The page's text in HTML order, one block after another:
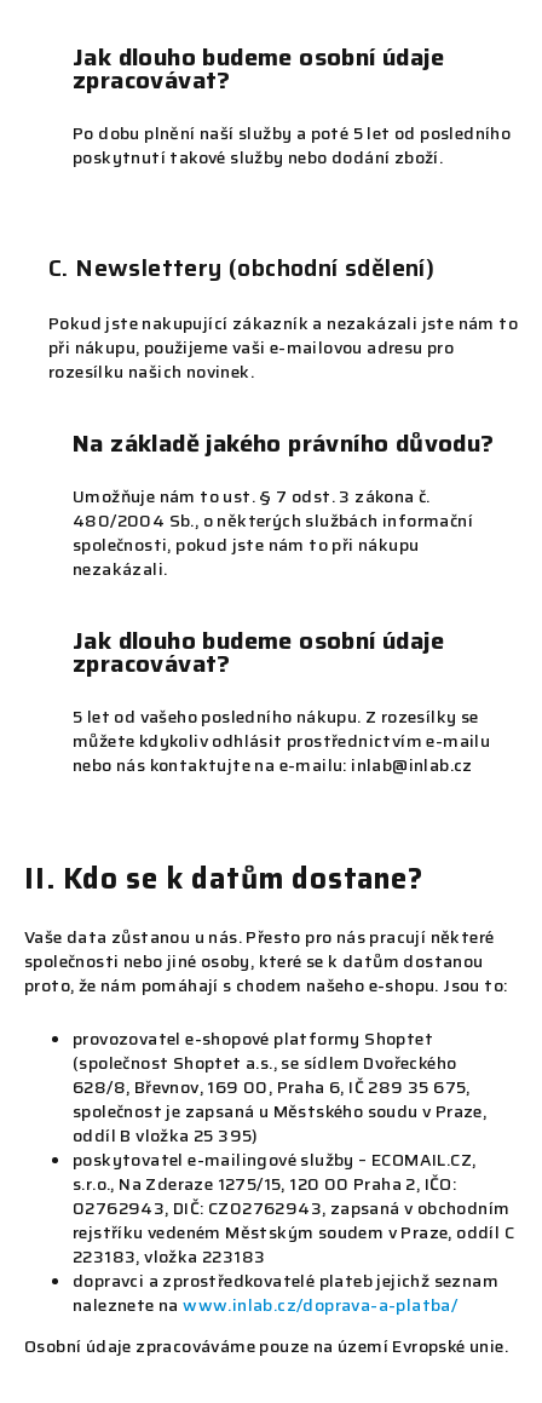
Jak dlouho budeme osobní údaje
zpracovávat?
Po dobu plnění naší služby a poté 5 let od posledního
poskytnutí takové služby nebo dodání zboží.
C. Newslettery (obchodní sdělení)
Pokud jste nakupující zákazník a nezakázali jste nám to
při nákupu, použijeme vaši e-mailovou adresu pro
rozesílku našich novinek.
Na základě jakého právního důvodu?
Umožňuje nám to ust. § 7 odst. 3 zákona č.
480/2004 Sb., o některých službách informační
společnosti, pokud jste nám to při nákupu
nezakázali.
Jak dlouho budeme osobní údaje
zpracovávat?
5 let od vašeho posledního nákupu. Z rozesílky se
můžete kdykoliv odhlásit prostřednictvím e-mailu
nebo nás kontaktujte na e-mailu: inlab@inlab.cz
II. Kdo se k datům dostane?
Vaše data zůstanou u nás. Přesto pro nás pracují některé
společnosti nebo jiné osoby, které se k datům dostanou
proto, že nám pomáhají s chodem našeho e-shopu. Jsou to:
provozovatel e-shopové platformy Shoptet
(společnost Shoptet a.s., se sídlem Dvořeckého
628/8, Břevnov, 169 00, Praha 6, IČ 289 35 675,
společnost je zapsaná u Městského soudu v Praze,
oddíl B vložka 25 395)
poskytovatel e-mailingové služby – ECOMAIL.CZ,
s.r.o., Na Zderaze 1275/15, 120 00 Praha 2, IČO:
02762943, DIČ: CZ02762943, zapsaná v obchodním
rejstříku vedeném Městským soudem v Praze, oddíl C
223183, vložka 223183
dopravci a zprostředkovatelé plateb jejichž seznam
naleznete nawww.inlab.cz/doprava-a-platba/
Osobní údaje zpracováváme pouze na území Evropské unie.